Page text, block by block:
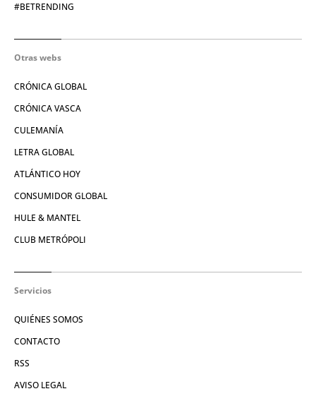
#BETRENDING
Otras webs
CRÓNICA GLOBAL
CRÓNICA VASCA
CULEMANÍA
LETRA GLOBAL
ATLÁNTICO HOY
CONSUMIDOR GLOBAL
HULE & MANTEL
CLUB METRÓPOLI
Servicios
QUIÉNES SOMOS
CONTACTO
RSS
AVISO LEGAL